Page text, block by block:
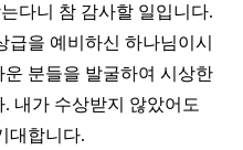
다니 참 감사할 일입니다.
을 예비하신 하나님이시
분들을 발굴하여 시상한
. 내가 수상받지 않았어도
대합니다.